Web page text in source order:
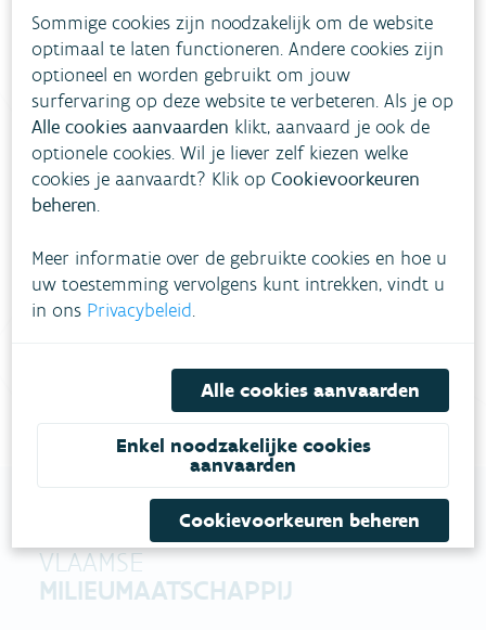
Heb je vragen?
meestgestelde vragen
Niet gevonden wat je zocht? Vul ons
contactformulier in
Bel gratis 1700
VLAAMSE
MILIEUMAATSCHAPPIJ
Sommige cookies zijn noodzakelijk om de website
optimaal te laten functioneren. Andere cookies zijn
optioneel en worden gebruikt om jouw
surfervaring op deze website te verbeteren. Als je op
Alle cookies aanvaarden klikt, aanvaard je ook de
optionele cookies. Wil je liever zelf kiezen welke
cookies je aanvaardt? Klik opCookievoorkeuren
beheren.
Meer informatie over de gebruikte cookies en hoe u
uw toestemming vervolgens kunt intrekken, vindt u
in ons Privacybeleid.
Alle cookies aanvaarden
Enkel noodzakelijke cookies
aanvaarden
Cookievoorkeuren beheren